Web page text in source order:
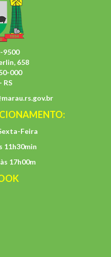
9500
658
000
RS
Feira
11h30min
17h00m